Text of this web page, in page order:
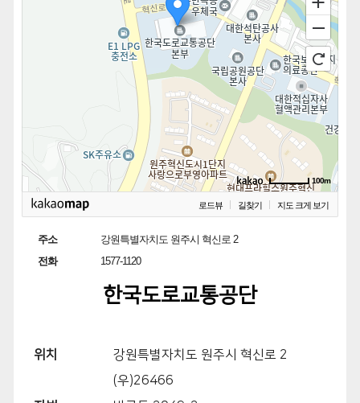
100m
로드뷰 길찾기 지도 크게 보기
주소
강원특별자치도 원주시 혁신로 2
전화
1577-1120
한국도로교통공단
위치
강원특별자치도 원주시 혁신로 2
(우)26466